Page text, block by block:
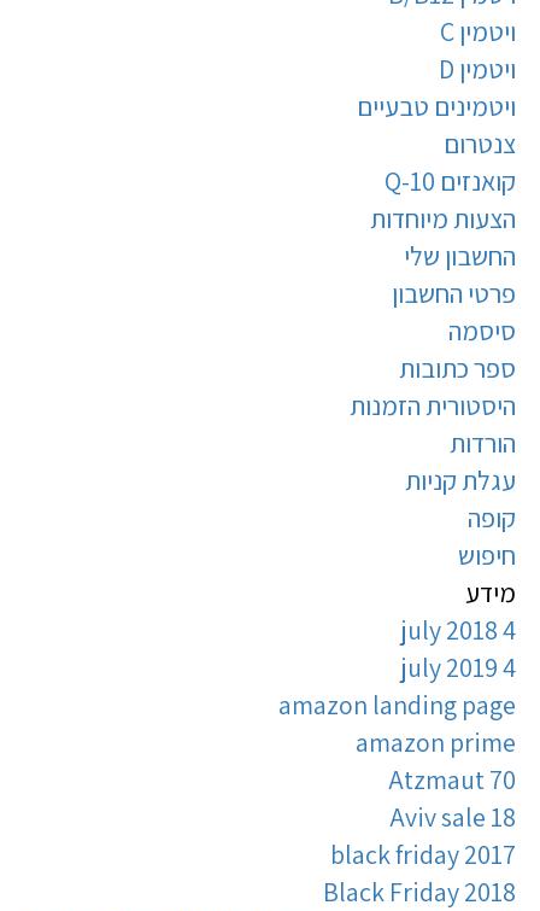
ויטמין C
ויטמין D
ויטמינים טבעיים
צנטרום
קואנזים Q-10
הצעות מיוחדות
החשבון שלי
פרטי החשבון
סיסמה
ספר כתובות
היסטורית הזמנות
הורדות
עגלת קניות
קופה
חיפוש
מידע
4 july 2018
4 july 2019
amazon landing page
amazon prime
Atzmaut 70
Aviv sale 18
black friday 2017
Black Friday 2018